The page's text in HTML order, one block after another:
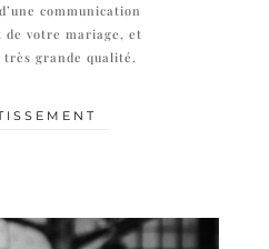
communication
de votre mariage, et
très grande qualité.